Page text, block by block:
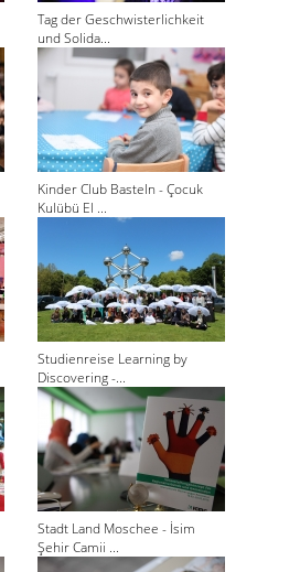
Tag der Geschwisterlichkeit
und Solida...
Kinder Club Basteln - Çocuk
Kulübü El ...
Studienreise Learning by
Discovering -...
Stadt Land Moschee - İsim
Şehir Camii ...